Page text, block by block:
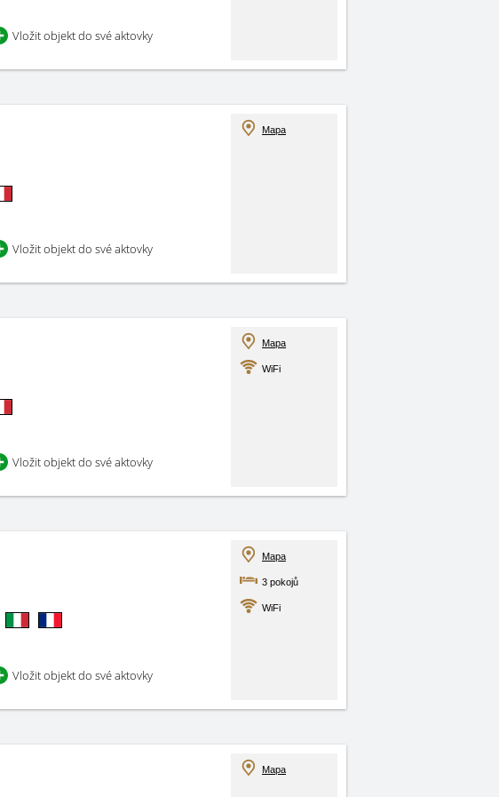
Vložit objekt do své aktovky
Vložit objekt do své aktovky
Mapa
Vložit objekt do své aktovky
Mapa
WiFi
Vložit objekt do své aktovky
Mapa
3 pokojů
WiFi
Mapa